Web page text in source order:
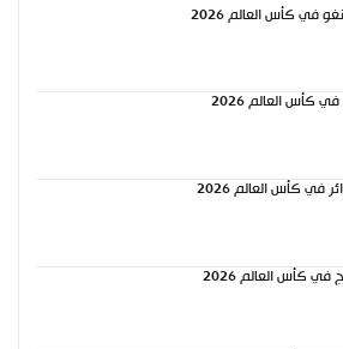
موعد مباراة البرتغال والكونغو في كأس العالم 2026
موعد مباراة النمسا والأردن في كأس العالم 2026
موعد مباراة الأرجنتين والجزائر في كأس العالم 2026
موعد مباراة العراق والنرويج في كأس العالم 2026